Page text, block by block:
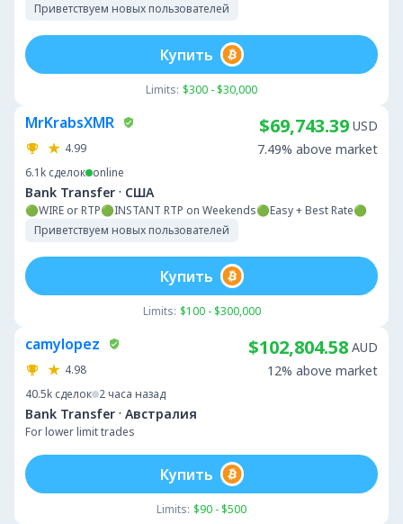
Приветствуем новых пользователей
Limits: $300 - $30,000
Купить
MrKrabsXMR
4.99
6.1k сделок online
Bank Transfer · США
🟢WIRE or RTP🟢INSTANT RTP on Weekends🟢Easy + Best Rate🟢
Приветствуем новых пользователей
$69,743.39 USD
7.49% above market
Limits: $100 - $300,000
Купить
camylopez
4.98
40.5k сделок 2 часа назад
Bank Transfer · Австралия
For lower limit trades
$102,804.58 AUD
12% above market
Limits: $90 - $500
Купить